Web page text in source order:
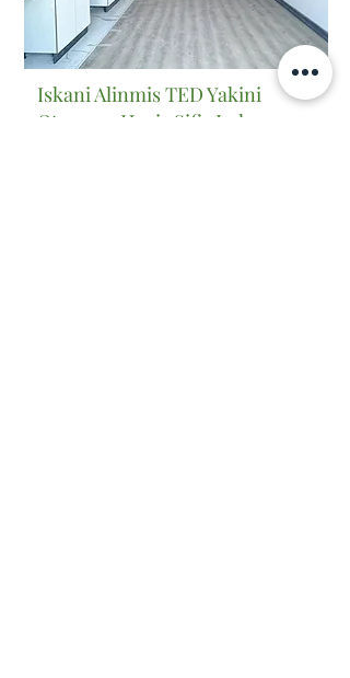
Iskani Alinmis TED Yakini
Oturuma Hazir Sifir Luks